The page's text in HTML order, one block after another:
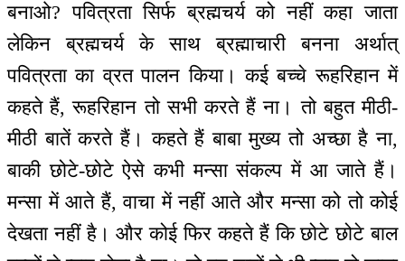
बनाओ? पवित्रता सिर्फ ब्रह्मचर्य को नहीं कहा जाता
लेकिन ब्रह्मचर्य के साथ ब्रह्माचारी बनना अर्थात्
पवित्रता का व्रत पालन किया। कई बच्चे रूहरिहान में
कहते हैं, रूहरिहान तो सभी करते हैं ना। तो बहुत मीठी-
मीठी बातें करते हैं। कहते हैं बाबा मुख्य तो अच्छा है ना,
बाकी छोटे-छोटे ऐसे कभी मन्सा संकल्प में आ जाते हैं।
मन्सा में आते हैं, वाचा में नहीं आते और मन्सा को तो कोई
देखता नहीं है। और कोई फिर कहते हैं कि छोटे छोटे बाल